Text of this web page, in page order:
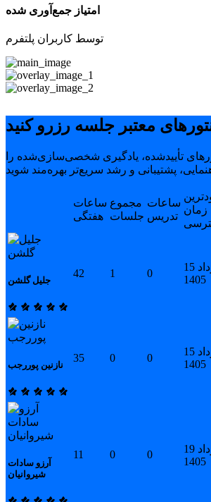
امتیاز جمع‌آوری شده
توسط کاربران پلتفرم
معتبر جلسه رزرو کنید
تأییدشده، یادگیری شخصی‌سازی‌شده را
پشتیبانی و رشد سریع‌تر بهره‌مند شوید
ساعات
هفتگی
مجموع
جلسات
ساعات
تدریس
زمان
جلیل گلشن
42 1 0
15 مرداد
1405
نازنین پوررجب
35 0 0
15 مرداد
1405
آرزو سادات
شیروانیان
11 0 0
19 مرداد
1405